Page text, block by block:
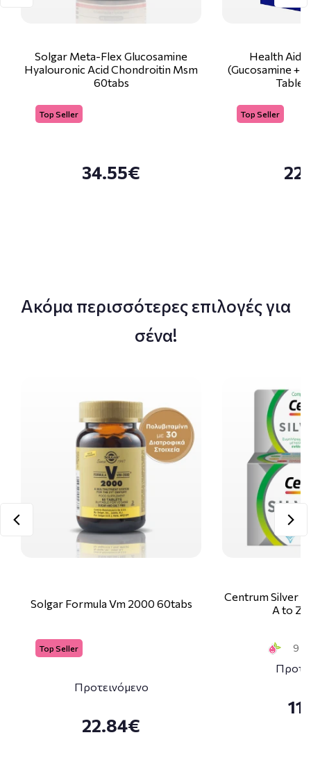
Solgar Meta-Flex Glucosamine
Hyalouronic Acid Chondroitin Msm
60tabs
Top Seller
34.55€
Health Aid
(Gucosamine +
Top Seller
Ακόμα περισσότερες επιλογές για
σένα!
Solgar Formula Vm 2000 60tabs
Top Seller
Προτεινόμενο
22.84€
Centrum Silver
A to
9